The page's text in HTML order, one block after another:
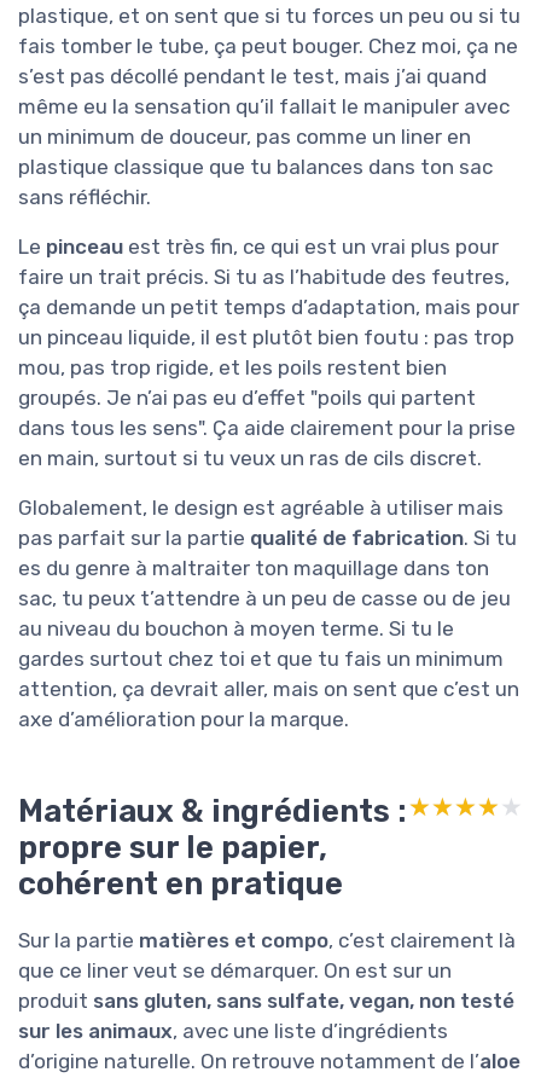
plastique, et on sent que si tu forces un peu ou si tu
fais tomber le tube, ça peut bouger. Chez moi, ça ne
s’est pas décollé pendant le test, mais j’ai quand
même eu la sensation qu’il fallait le manipuler avec
un minimum de douceur, pas comme un liner en
plastique classique que tu balances dans ton sac
sans réfléchir.
Le pinceau est très fin, ce qui est un vrai plus pour
faire un trait précis. Si tu as l’habitude des feutres,
ça demande un petit temps d’adaptation, mais pour
un pinceau liquide, il est plutôt bien foutu : pas trop
mou, pas trop rigide, et les poils restent bien
groupés. Je n’ai pas eu d’effet "poils qui partent
dans tous les sens". Ça aide clairement pour la prise
en main, surtout si tu veux un ras de cils discret.
Globalement, le design est agréable à utiliser mais
pas parfait sur la partie qualité de fabrication. Si tu
es du genre à maltraiter ton maquillage dans ton
sac, tu peux t’attendre à un peu de casse ou de jeu
au niveau du bouchon à moyen terme. Si tu le
gardes surtout chez toi et que tu fais un minimum
attention, ça devrait aller, mais on sent que c’est un
axe d’amélioration pour la marque.
Matériaux & ingrédients :
propre sur le papier,
cohérent en pratique
★★★★★
★★★★★
Sur la partie matières et compo, c’est clairement là
que ce liner veut se démarquer. On est sur un
produit sans gluten, sans sulfate, vegan, non testé
sur les animaux, avec une liste d’ingrédients
d’origine naturelle. On retrouve notamment de l’aloe